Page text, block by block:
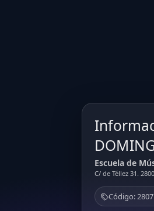
Escuela de
C/ de Téllez 31.
Código: